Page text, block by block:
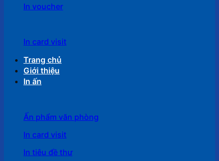
In voucher
In card visit
Trang chủ
Giới thiệu
In ấn
Ấn phẩm văn phòng
In card visit
In tiêu đề thư